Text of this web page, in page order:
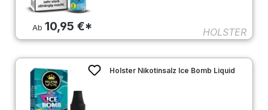
Ab10,95 €* HOLSTER
Holster Nikotinsalz Ice Bomb Liquid